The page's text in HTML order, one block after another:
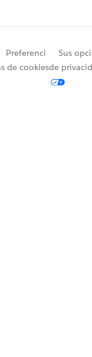
Preferenci
de cookies
Sus
de